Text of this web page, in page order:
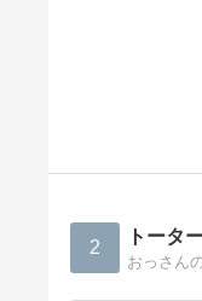
2 トータ